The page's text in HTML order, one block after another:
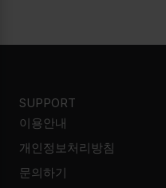
SUPPORT
이용안내
개인정보처리방침
문의하기